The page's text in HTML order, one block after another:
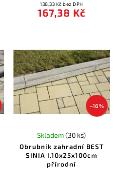
138,33 Kč bez DPH
167,38 Kč
–16 %
Obrubník zahradní BEST
SINIA I.10x25x100cm
přírodní
Skladem(30 ks)